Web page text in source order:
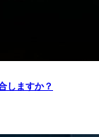
しますか？